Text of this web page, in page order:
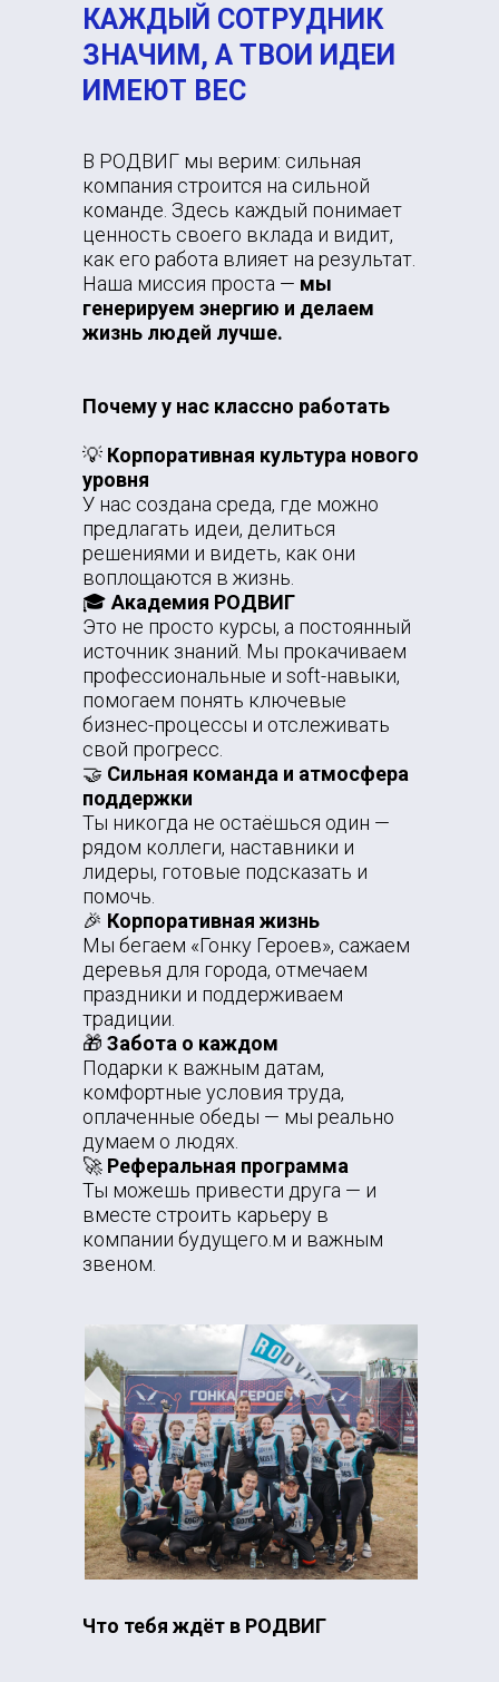
КАЖДЫЙ СОТРУДНИК
ЗНАЧИМ, А ТВОИ ИДЕИ
ИМЕЮТ ВЕС
В РОДВИГ мы верим: сильная
компания строится на сильной
команде. Здесь каждый понимает
ценность своего вклада и видит,
как его работа влияет на результат.
Наша миссия проста — мы
генерируем энергию и делаем
жизнь людей лучше.
Почему у нас классно работать
💡 Корпоративная культура нового
уровня
У нас создана среда, где можно
предлагать идеи, делиться
решениями и видеть, как они
воплощаются в жизнь.
🎓 Академия РОДВИГ
Это не просто курсы, а постоянный
источник знаний. Мы прокачиваем
профессиональные и soft-навыки,
помогаем понять ключевые
бизнес-процессы и отслеживать
свой прогресс.
🤝 Сильная команда и атмосфера
поддержки
Ты никогда не остаёшься один —
рядом коллеги, наставники и
лидеры, готовые подсказать и
помочь.
🎉 Корпоративная жизнь
Мы бегаем «Гонку Героев», сажаем
деревья для города, отмечаем
праздники и поддерживаем
традиции.
🎁 Забота о каждом
Подарки к важным датам,
комфортные условия труда,
оплаченные обеды — мы реально
думаем о людях.
🚀 Реферальная программа
Ты можешь привести друга — и
вместе строить карьеру в
компании будущего.м и важным
звеном.
Что тебя ждёт в РОДВИГ